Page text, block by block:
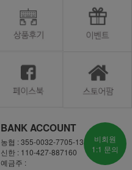
BANK ACCOUNT
농협 : 355-0032-7705-13
신한 : 110-427-887160
예금주 :
비회원
1:1 문의